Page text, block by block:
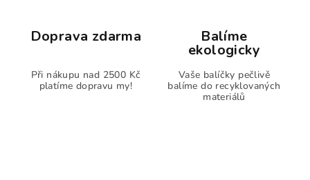
Doprava zdarma
Při nákupu nad 2500 Kč
platíme dopravu my!
Balíme
ekologicky
Vaše balíčky pečlivě
balíme do recyklovaných
materiálů